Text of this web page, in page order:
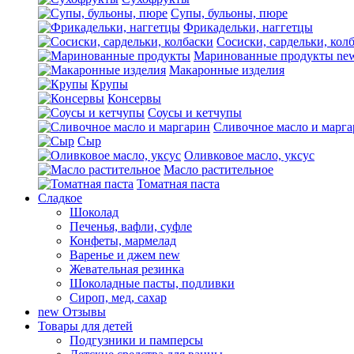
Супы, бульоны, пюре
Фрикадельки, наггетцы
Сосиски, сардельки,
Маринованные продукты
Макаронные изделия
Крупы
Консервы
Соусы и кетчупы
Сливочное масло и
Сыр
Оливковое масло, уксус
Масло растительное
Томатная паста
Сладкое
Шоколад
Печенья, вафли, суфле
Конфеты, мармелад
Варенье и джем new
Жевательная резинка
Шоколадные пасты, подливки
Сироп, мед, сахар
new Отзывы
Товары для детей
Подгузники и памперсы